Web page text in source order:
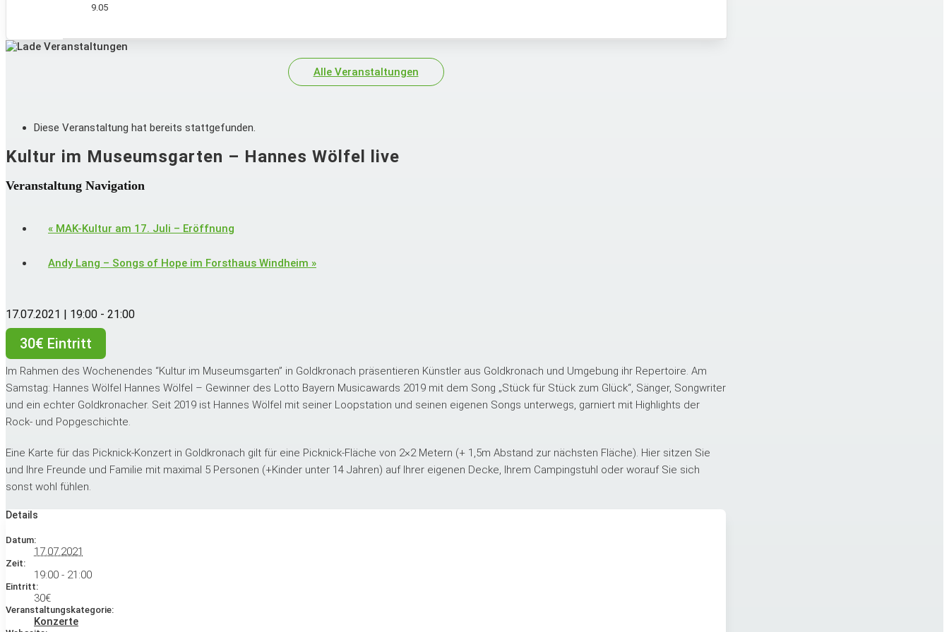
9.05
Alle Veranstaltungen
Diese Veranstaltung hat bereits stattgefunden.
Kultur im Museumsgarten – Hannes Wölfel live
Veranstaltung Navigation
« MAK-Kultur am 17. Juli – Eröffnung
Andy Lang – Songs of Hope im Forsthaus Windheim »
17.07.2021 | 19:00 - 21:00
30€ Eintritt
Im Rahmen des Wochenendes “Kultur im Museumsgarten” in Goldkronach präsentieren Künstler aus Goldkronach und Umgebung ihr Repertoire. Am
Samstag: Hannes Wölfel Hannes Wölfel – Gewinner des Lotto Bayern Musicawards 2019 mit dem Song „Stück für Stück zum Glück“, Sänger, Songwriter
und ein echter Goldkronacher. Seit 2019 ist Hannes Wölfel mit seiner Loopstation und seinen eigenen Songs unterwegs, garniert mit Highlights der
Rock- und Popgeschichte.
Eine Karte für das Picknick-Konzert in Goldkronach gilt für eine Picknick-Fläche von 2×2 Metern (+ 1,5m Abstand zur nächsten Fläche). Hier sitzen Sie
und Ihre Freunde und Familie mit maximal 5 Personen (+Kinder unter 14 Jahren) auf Ihrer eigenen Decke, Ihrem Campingstuhl oder worauf Sie sich
sonst wohl fühlen.
Details
Datum:
17.07.2021
Zeit:
19:00 - 21:00
Eintritt:
30€
Veranstaltungskategorie:
Konzerte